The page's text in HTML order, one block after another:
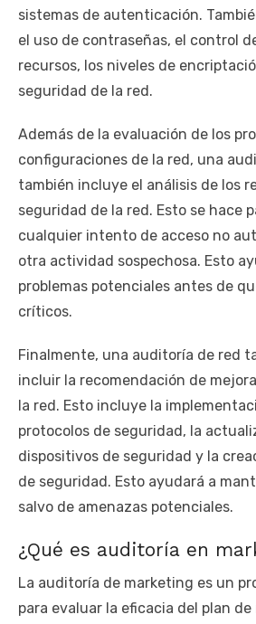
sistemas de autenticación.
el uso de contraseñas, el control
recursos, los niveles de
seguridad de la red.
Además de la evaluación de los
configuraciones de la red, una
también incluye el análisis de los
seguridad de la red. Esto se hace
cualquier intento de acceso no
otra actividad sospechosa. Esto
problemas potenciales antes de
críticos.
Finalmente, una auditoría de red
incluir la recomendación de
la red. Esto incluye la
protocolos de seguridad, la
dispositivos de seguridad y la
de seguridad. Esto ayudará a
salvo de amenazas potenciales.
¿Qué es auditoría en
La auditoría de marketing es un
para evaluar la eficacia del plan